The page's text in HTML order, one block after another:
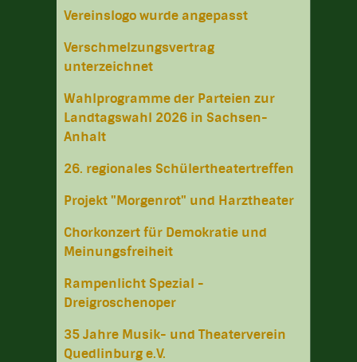
Vereinslogo wurde angepasst
Verschmelzungsvertrag
unterzeichnet
Wahlprogramme der Parteien zur
Landtagswahl 2026 in Sachsen-
Anhalt
26. regionales Schülertheatertreffen
Projekt "Morgenrot" und Harztheater
Chorkonzert für Demokratie und
Meinungsfreiheit
Rampenlicht Spezial -
Dreigroschenoper
35 Jahre Musik- und Theaterverein
Quedlinburg e.V.